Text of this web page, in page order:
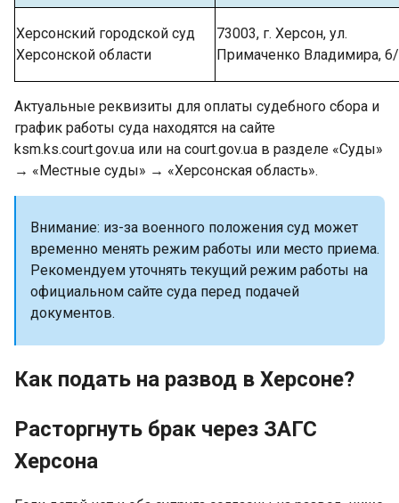
Херсонский городской суд
Херсонской области
73003, г. Херсон, ул.
Примаченко Владимира,
Актуальные реквизиты для оплаты судебного сбора и
график работы суда находятся на сайте
ksm.ks.court.gov.ua или на court.gov.ua в разделе «Суды»
→ «Местные суды» → «Херсонская область».
Внимание: из-за военного положения суд может
временно менять режим работы или место приема.
Рекомендуем уточнять текущий режим работы на
официальном сайте суда перед подачей
документов.
Как подать на развод в Херсоне?
Расторгнуть брак через ЗАГС
Херсона